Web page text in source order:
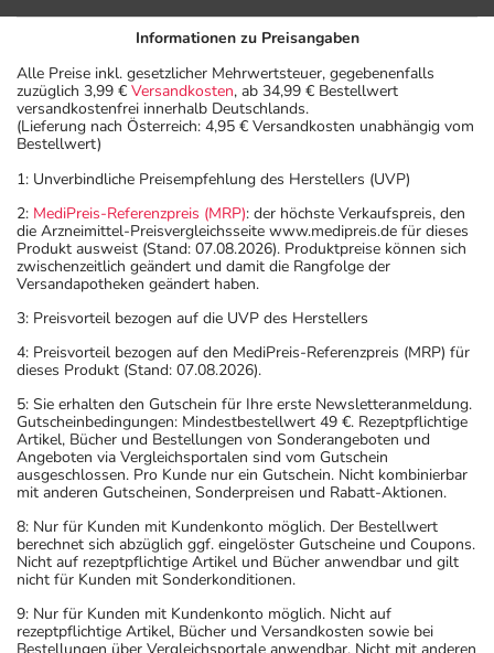
Informationen zu Preisangaben
Alle Preise inkl. gesetzlicher Mehrwertsteuer, gegebenenfalls
zuzüglich 3,99 € Versandkosten, ab 34,99 € Bestellwert
versandkostenfrei innerhalb Deutschlands.
(Lieferung nach Österreich: 4,95 € Versandkosten unabhängig vom
Bestellwert)
1: Unverbindliche Preisempfehlung des Herstellers (UVP)
2: MediPreis-Referenzpreis (MRP): der höchste Verkaufspreis, den
die Arzneimittel-Preisvergleichsseite www.medipreis.de für dieses
Produkt ausweist (Stand: 07.08.2026). Produktpreise können sich
zwischenzeitlich geändert und damit die Rangfolge der
Versandapotheken geändert haben.
3: Preisvorteil bezogen auf die UVP des Herstellers
4: Preisvorteil bezogen auf den MediPreis-Referenzpreis (MRP) für
dieses Produkt (Stand: 07.08.2026).
5: Sie erhalten den Gutschein für Ihre erste Newsletteranmeldung.
Gutscheinbedingungen: Mindestbestellwert 49 €. Rezeptpflichtige
Artikel, Bücher und Bestellungen von Sonderangeboten und
Angeboten via Vergleichsportalen sind vom Gutschein
ausgeschlossen. Pro Kunde nur ein Gutschein. Nicht kombinierbar
mit anderen Gutscheinen, Sonderpreisen und Rabatt-Aktionen.
8: Nur für Kunden mit Kundenkonto möglich. Der Bestellwert
berechnet sich abzüglich ggf. eingelöster Gutscheine und Coupons.
Nicht auf rezeptpflichtige Artikel und Bücher anwendbar und gilt
nicht für Kunden mit Sonderkonditionen.
9: Nur für Kunden mit Kundenkonto möglich. Nicht auf
rezeptpflichtige Artikel, Bücher und Versandkosten sowie bei